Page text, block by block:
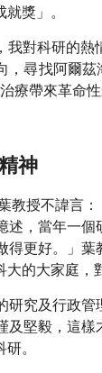
獎」。
我對科研的
，尋找阿爾
療帶來革命性
神
教授不諱言
述，當年一
得更好。」
的大家庭，
研究及行政
堅毅，這
。